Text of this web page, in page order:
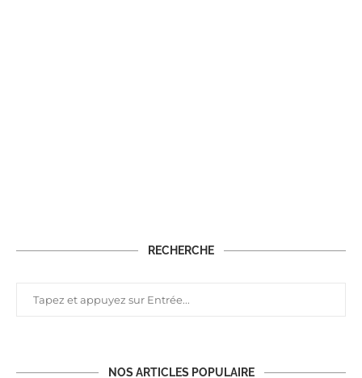
RECHERCHE
NOS ARTICLES POPULAIRE